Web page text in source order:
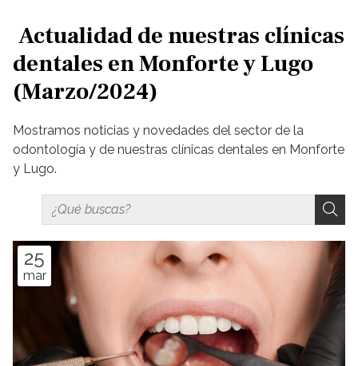
Actualidad de nuestras clínicas
dentales en Monforte y Lugo
(Marzo/2024)
Mostramos noticias y novedades del sector de la
odontología y de nuestras clínicas dentales en Monforte
y Lugo.
25
mar